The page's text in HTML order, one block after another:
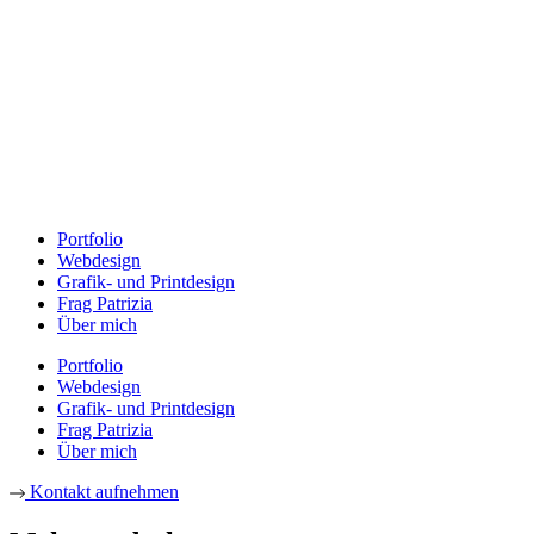
Portfolio
Webdesign
Grafik- und Printdesign
Frag Patrizia
Über mich
Portfolio
Webdesign
Grafik- und Printdesign
Frag Patrizia
Über mich
Kontakt aufnehmen